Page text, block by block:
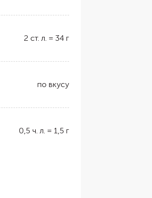
2 ст. л. = 34 г
по вкусу
0,5 ч. л. = 1,5 г